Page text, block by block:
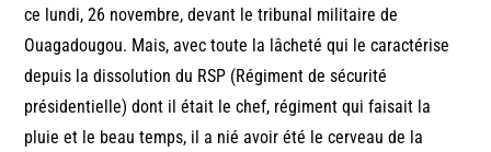
ce lundi, 26 novembre, devant le tribunal militaire de
Ouagadougou. Mais, avec toute la lâcheté qui le caractérise
depuis la dissolution du RSP (Régiment de sécurité
présidentielle) dont il était le chef, régiment qui faisait la
pluie et le beau temps, il a nié avoir été le cerveau de la